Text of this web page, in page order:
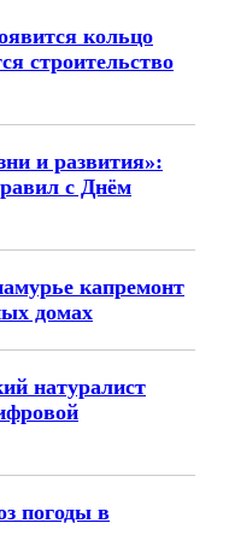
кольцо
строительство
и развития»:
с Днём
капремонт
домах
натуралист
погоды в